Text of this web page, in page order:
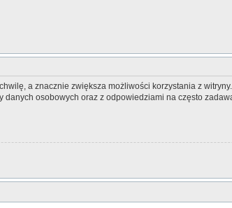
a znacznie zwiększa możliwości korzystania z
osobowych oraz z odpowiedziami na często